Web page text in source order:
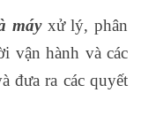
máyxử lý, phân
vận hành và các
đưa ra các quyết